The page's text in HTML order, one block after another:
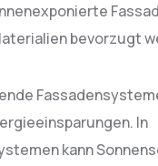
bevorzugt
In
kann